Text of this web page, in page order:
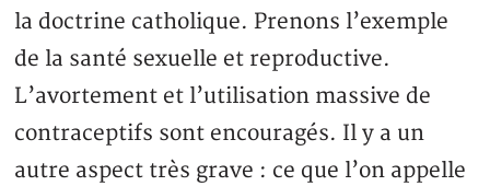
la doctrine catholique. Prenons l’exemple
de la santé sexuelle et reproductive.
L’avortement et l’utilisation massive de
contraceptifs sont encouragés. Il y a un
autre aspect très grave : ce que l’on appelle